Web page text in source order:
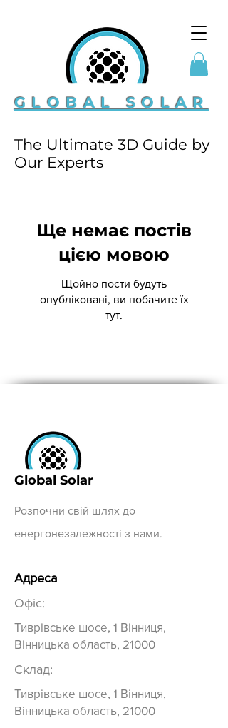
GLOBAL SOLAR
The Ultimate 3D Guide by
Our Experts
Ще немає постів
цією мовою
Щойно пости будуть
опубліковані, ви побачите їх
тут.
Global Solar
Розпочни свій шлях до
енергонезалежності з нами.
Адреса
Офіс:
Тиврівське шосе, 1 Вінниця,
Вінницька область, 21000
Склад:
Тиврівське шосе, 1 Вінниця,
Вінницька область, 21000